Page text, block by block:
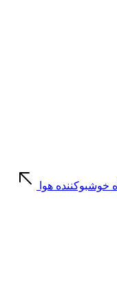
خوشبوکننده هوا